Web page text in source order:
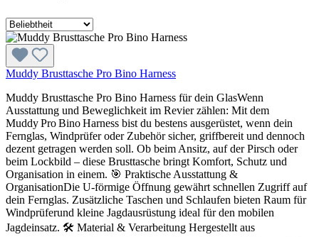
Muddy Brusttasche Pro Bino Harness
Muddy Brusttasche Pro Bino Harness für dein GlasWenn
Ausstattung und Beweglichkeit im Revier zählen: Mit dem
Muddy Pro Bino Harness bist du bestens ausgerüstet, wenn dein
Fernglas, Windprüfer oder Zubehör sicher, griffbereit und dennoch
dezent getragen werden soll. Ob beim Ansitz, auf der Pirsch oder
beim Lockbild – diese Brusttasche bringt Komfort, Schutz und
Organisation in einem. 🎯 Praktische Ausstattung &
OrganisationDie U‑förmige Öffnung gewährt schnellen Zugriff auf
dein Fernglas. Zusätzliche Taschen und Schlaufen bieten Raum für
Windprüferund kleine Jagdausrüstung ideal für den mobilen
Jagdeinsatz. 🛠️ Material & Verarbeitung Hergestellt aus